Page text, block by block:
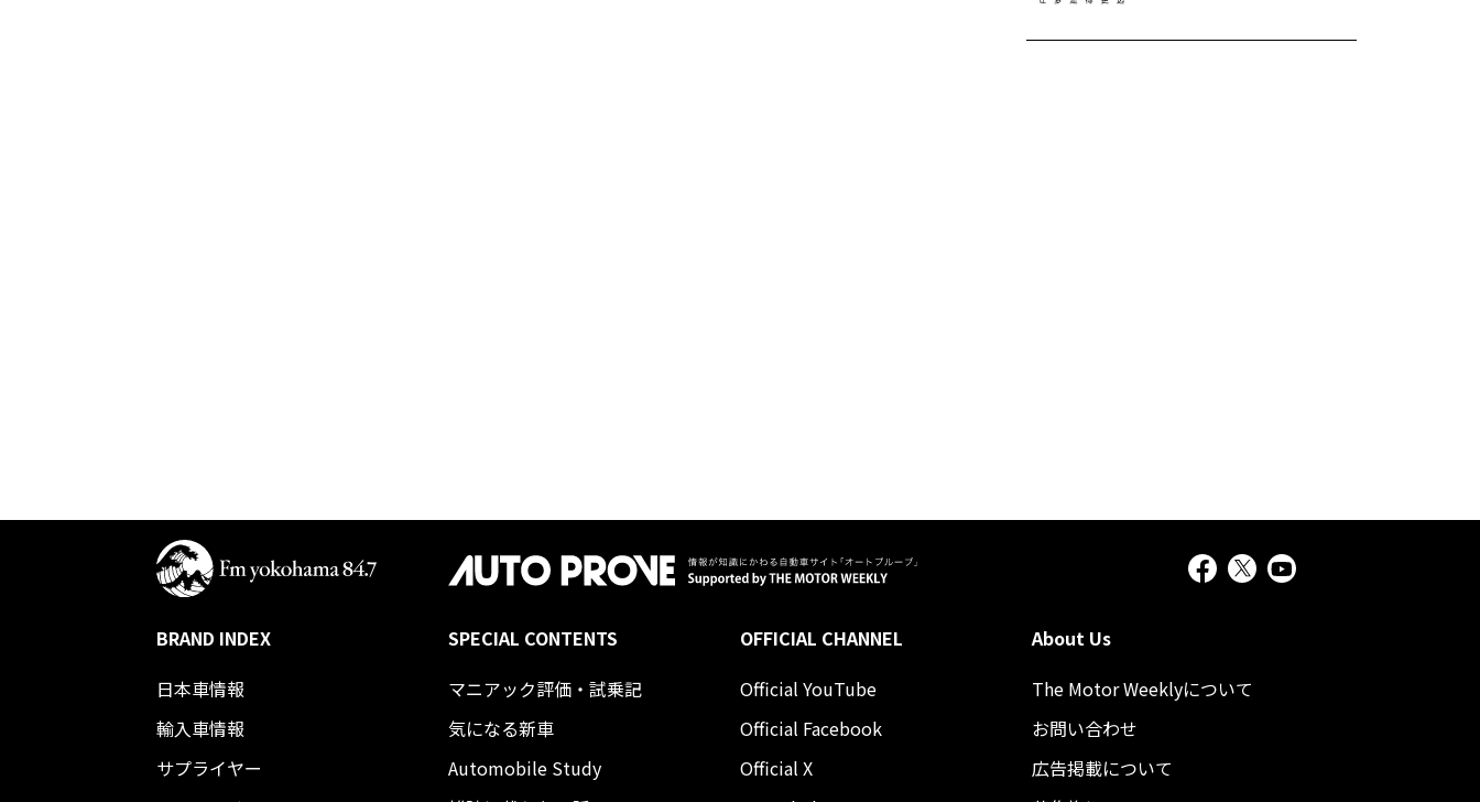
BRAND INDEX
日本車情報​
輸入車情報
サプライヤー
SPECIAL CONTENTS
マニアック評価・試乗記
気になる新車
Automobile Study
OFFICIAL CHANNEL
Official YouTube
Official Facebook
Official X
About Us
The Motor Weeklyについて
お問い合わせ
広告掲載について